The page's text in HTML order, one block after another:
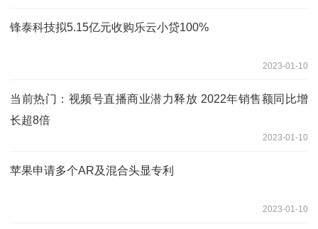
锋泰科技拟5.15亿元收购乐云小贷100%
2023-01-10
当前热门：视频号直播商业潜力释放 2022年销售额同比增
长超8倍
2023-01-10
苹果申请多个AR及混合头显专利
2023-01-10